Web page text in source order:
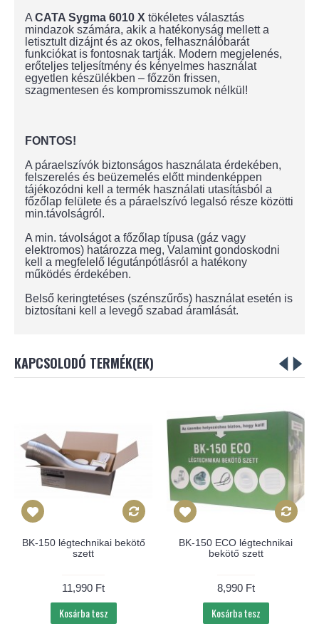
A CATA Sygma 6010 X tökéletes választás
mindazok számára, akik a hatékonyság mellett a
letisztult dizájnt és az okos, felhasználóbarát
funkciókat is fontosnak tartják. Modern megjelenés,
erőteljes teljesítmény és kényelmes használat
egyetlen készülékben – főzzön frissen,
szagmentesen és kompromisszumok nélkül!
FONTOS!
A páraelszívók biztonságos használata érdekében,
felszerelés és beüzemelés előtt mindenképpen
tájékozódni kell a termék használati utasításból a
főzőlap felülete és a páraelszívó legalsó része közötti
min.távolságról.
A min. távolságot a főzőlap típusa (gáz vagy
elektromos) határozza meg, Valamint gondoskodni
kell a megfelelő légutánpótlásról a hatékony
működés érdekében.
Belső keringtetéses (szénszűrős) használat esetén is
biztosítani kell a levegő szabad áramlását.
KAPCSOLODÓ TERMÉK(EK)
BK-150 légtechnikai bekötő
szett
11,990 Ft
Kosárba tesz
BK-150 ECO légtechnikai
bekötő szett
8,990 Ft
Kosárba tesz